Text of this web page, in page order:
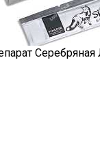
Серебряная